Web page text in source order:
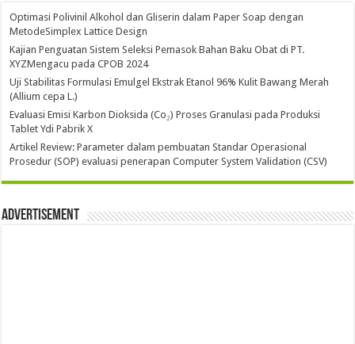
Optimasi Polivinil Alkohol dan Gliserin dalam Paper Soap dengan
MetodeSimplex Lattice Design
Kajian Penguatan Sistem Seleksi Pemasok Bahan Baku Obat di PT.
XYZMengacu pada CPOB 2024
Uji Stabilitas Formulasi Emulgel Ekstrak Etanol 96% Kulit Bawang Merah
(Allium cepa L.)
Evaluasi Emisi Karbon Dioksida (Co₂) Proses Granulasi pada Produksi
Tablet Ydi Pabrik X
Artikel Review: Parameter dalam pembuatan Standar Operasional
Prosedur (SOP) evaluasi penerapan Computer System Validation (CSV)
Advertisement